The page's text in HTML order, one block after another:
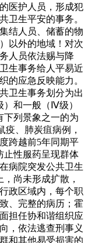
医护人员，形成犯
卫生平安的事务。
结人员、储蓄的物
以外的地域！对次
人员依法赐与降
生事务给人平易近
的应急反映能力。
卫生事务划分为出
）和一般（Ⅳ级）
下列景象之一的为
、肺炭疽病例，
跨越前5年同期平
止性服药呈现群体
病院突发公共卫生
尚未形成扩散，
政区域内，每个职
、完整的病历；霍
担任协和谐组织应
，依法逃查刑事义
和其他易受损害的